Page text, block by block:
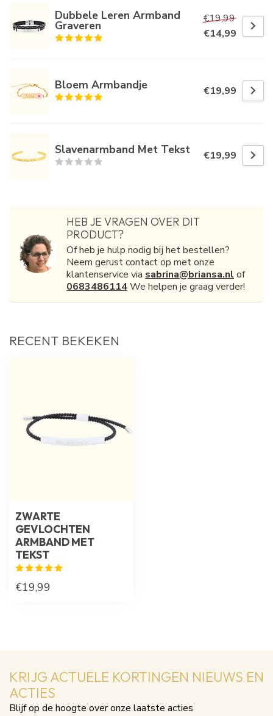
Dubbele Leren Armband
Graveren
€19,99
€14,99
Bloem Armbandje €19,99
Slavenarmband Met Tekst €19,99
HEB JE VRAGEN OVER DIT
PRODUCT?
Of heb je hulp nodig bij het bestellen?
Neem gerust contact op met onze
klantenservice via sabrina@briansa.nl of
0683486114We helpen je graag verder!
RECENT BEKEKEN
ZWARTE
GEVLOCHTEN
ARMBAND MET
TEKST
€19,99
KRIJG ACTUELE KORTINGEN NIEUWS EN
ACTIES
Blijf op de hoogte over onze laatste acties